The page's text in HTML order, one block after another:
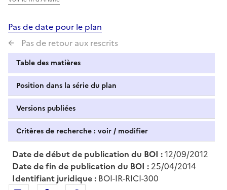
Pas de date pour le plan
Pas de retour aux rescrits
Table des matières
Position dans la série du plan
Versions publiées
Critères de recherche : voir / modifier
Date de début de publication du BOI :12/09/2012
Date de fin de publication du BOI : 25/04/2014
Identifiant juridique : BOI-IR-RICI-300